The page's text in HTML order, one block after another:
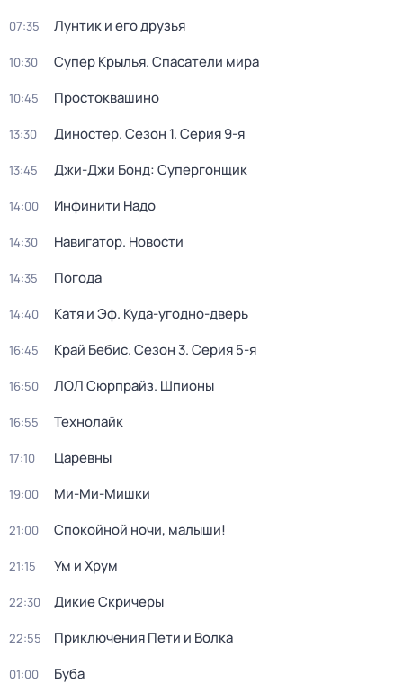
07:35 Лунтик и его друзья
10:30 Супер Крылья. Спасатели мира
10:45 Простоквашино
13:30 Диностер. Сезон 1. Серия 9-я
13:45 Джи-Джи Бонд: Супергонщик
14:00 Инфинити Надо
14:30 Навигатор. Новости
14:35 Погода
14:40 Катя и Эф. Куда-угодно-дверь
16:45 Край Бебис. Сезон 3. Серия 5-я
16:50 ЛОЛ Сюрпрайз. Шпионы
16:55 Технолайк
17:10 Царевны
19:00 Ми-Ми-Мишки
21:00 Спокойной ночи, малыши!
21:15 Ум и Хрум
22:30 Дикие Скричеры
22:55 Приключения Пети и Волка
01:00 Буба